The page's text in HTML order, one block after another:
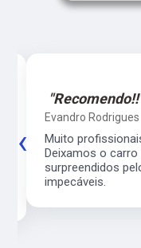
Evandro Rodrigues
Muito
Deixamos o
surpreendidos
impecáveis.
‹